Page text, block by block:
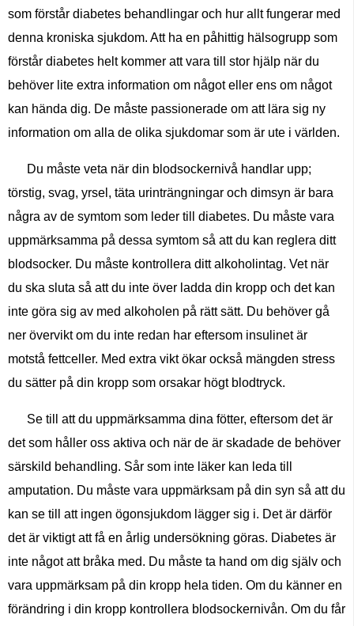
som förstår diabetes behandlingar och hur allt fungerar med
denna kroniska sjukdom. Att ha en påhittig hälsogrupp som
förstår diabetes helt kommer att vara till stor hjälp när du
behöver lite extra information om något eller ens om något
kan hända dig. De måste passionerade om att lära sig ny
information om alla de olika sjukdomar som är ute i världen.
Du måste veta när din blodsockernivå handlar upp;
törstig, svag, yrsel, täta urinträngningar och dimsyn är bara
några av de symtom som leder till diabetes. Du måste vara
uppmärksamma på dessa symtom så att du kan reglera ditt
blodsocker. Du måste kontrollera ditt alkoholintag. Vet när
du ska sluta så att du inte över ladda din kropp och det kan
inte göra sig av med alkoholen på rätt sätt. Du behöver gå
ner övervikt om du inte redan har eftersom insulinet är
motstå fettceller. Med extra vikt ökar också mängden stress
du sätter på din kropp som orsakar högt blodtryck.
Se till att du uppmärksamma dina fötter, eftersom det är
det som håller oss aktiva och när de är skadade de behöver
särskild behandling. Sår som inte läker kan leda till
amputation. Du måste vara uppmärksam på din syn så att du
kan se till att ingen ögonsjukdom lägger sig i. Det är därför
det är viktigt att få en årlig undersökning göras. Diabetes är
inte något att bråka med. Du måste ta hand om dig själv och
vara uppmärksam på din kropp hela tiden. Om du känner en
förändring i din kropp kontrollera blodsockernivån. Om du får